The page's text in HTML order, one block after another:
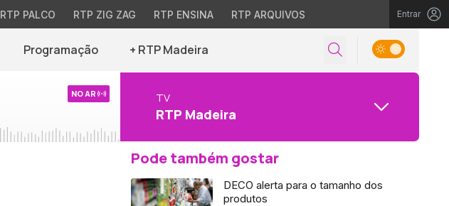
RTP PALCO RTP ZIG ZAG RTP ENSINA RTP ARQUIVOS Entrar
Programação + RTP Madeira
NO AR TV
RTP Madeira
Pode também gostar
DECO alerta para o tamanho dos
produtos